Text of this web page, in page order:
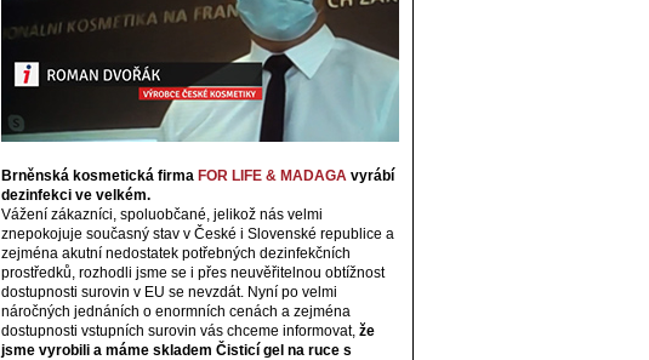
Brněnská kosmetická firma FOR LIFE & MADAGA vyrábí
dezinfekci ve velkém.
Vážení zákazníci, spoluobčané, jelikož nás velmi
znepokojuje současný stav v České i Slovenské republice a
zejména akutní nedostatek potřebných dezinfekčních
prostředků, rozhodli jsme se i přes neuvěřitelnou obtížnost
dostupnosti surovin v EU se nevzdát. Nyní po velmi
náročných jednáních o enormních cenách a zejména
dostupnosti vstupních surovin vás chceme informovat, že
jsme vyrobili a máme skladem Čisticí gel na ruce s